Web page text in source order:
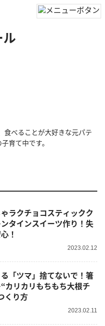
ル
食べることが大好きな元パテ
育て中です。
ラクチョコスティックク
タインスイーツ作り！失
！
2023.02.12
「ツマ」捨てないで！箸
リカリもちもち大根チ
くり方
2023.02.11